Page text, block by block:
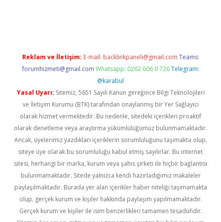
Reklam ve İletişim: E-mail: backlinkpaneli@gmail.com Teams:
forumhizmeti@gmail.com Whatsapp: 0262 606 0 726 Telegram:
@karabul
Yasal Uyarı: Sitemiz, 5651 Sayılı Kanun gereğince Bilgi Teknolojileri
ve İletişim Kurumu (BTK) tarafından onaylanmış bir Yer Sağlayıcı
olarak hizmet vermektedir. Bu nedenle, sitedeki içerikleri proaktif
olarak denetleme veya araştırma yükümlülüğümüz bulunmamaktadır.
Ancak, üyelerimiz yazdıkları içeriklerin sorumluluğunu taşımakta olup,
siteye üye olarak bu sorumluluğu kabul etmiş sayılırlar. Bu internet
sitesi, herhangi bir marka, kurum veya şahıs şirketi ile hiçbir bağlantısı
bulunmamaktadır. Sitede yalnızca kendi hazırladığımız makaleler
paylaşılmaktadır. Burada yer alan içerikler haber niteliği taşımamakta
olup, gerçek kurum ve kişiler hakkında paylaşım yapılmamaktadır.
Gerçek kurum ve kişiler ile isim benzerlikleri tamamen tesadüfidir.